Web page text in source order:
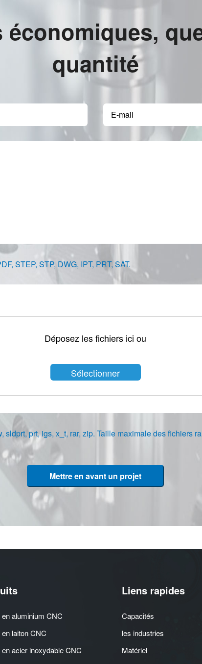
économiques,
quantité
STEP, STP, DWG, IPT, PRT, SAT.
Déposez les fichiers ici ou
Sélectionner
prt, igs, x_t, rar, zip. Taille maximale des fichiers
Mettre en avant un projet
aluminium CNC
laiton CNC
acier inoxydable CNC
Liens rapides
Capacités
les industries
Matériel